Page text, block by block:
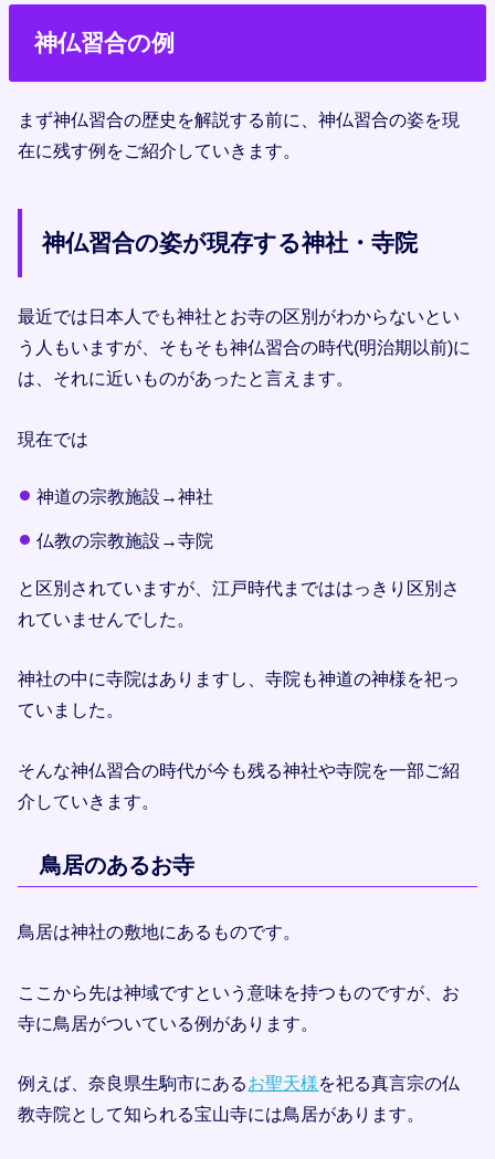
神仏習合の例
まず神仏習合の歴史を解説する前に、神仏習合の姿を現
在に残す例をご紹介していきます。
神仏習合の姿が現存する神社・寺院
最近では日本人でも神社とお寺の区別がわからないとい
う人もいますが、そもそも神仏習合の時代(明治期以前)に
は、それに近いものがあったと言えます。
現在では
神道の宗教施設→神社
仏教の宗教施設→寺院
と区別されていますが、江戸時代までははっきり区別さ
れていませんでした。
神社の中に寺院はありますし、寺院も神道の神様を祀っ
ていました。
そんな神仏習合の時代が今も残る神社や寺院を一部ご紹
介していきます。
鳥居のあるお寺
鳥居は神社の敷地にあるものです。
ここから先は神域ですという意味を持つものですが、お
寺に鳥居がついている例があります。
例えば、奈良県生駒市にあるお聖天様を祀る真言宗の仏
教寺院として知られる宝山寺には鳥居があります。